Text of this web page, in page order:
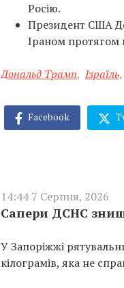
Росію.
Президент США
Іраном протягом
Дональд Трамп, Ізраїль,
Facebook
14:44 7 Серпня, 2026
Сапери ДСНС
У Запоріжжі
кілограмів, яка не